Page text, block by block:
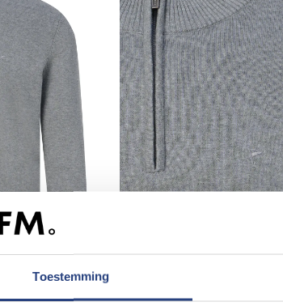
Toestemming